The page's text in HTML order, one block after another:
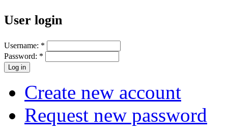
User login
Username: *
Password: *
Create new account
Request new password